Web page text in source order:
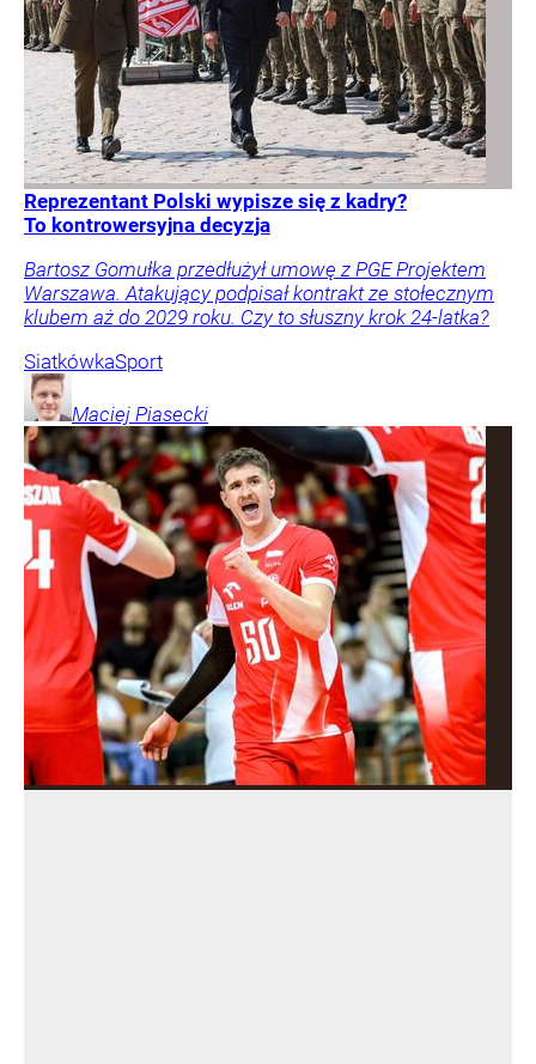
Reprezentant Polski wypisze się z kadry?
To kontrowersyjna decyzja
Bartosz Gomułka przedłużył umowę z PGE Projektem
Warszawa. Atakujący podpisał kontrakt ze stołecznym
klubem aż do 2029 roku. Czy to słuszny krok 24-latka?
SiatkówkaSport
Maciej Piasecki